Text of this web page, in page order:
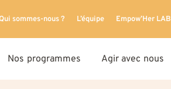
sommes-nous ? L’équipe Empow’Her LAB
Nos programmes Agir avec nous